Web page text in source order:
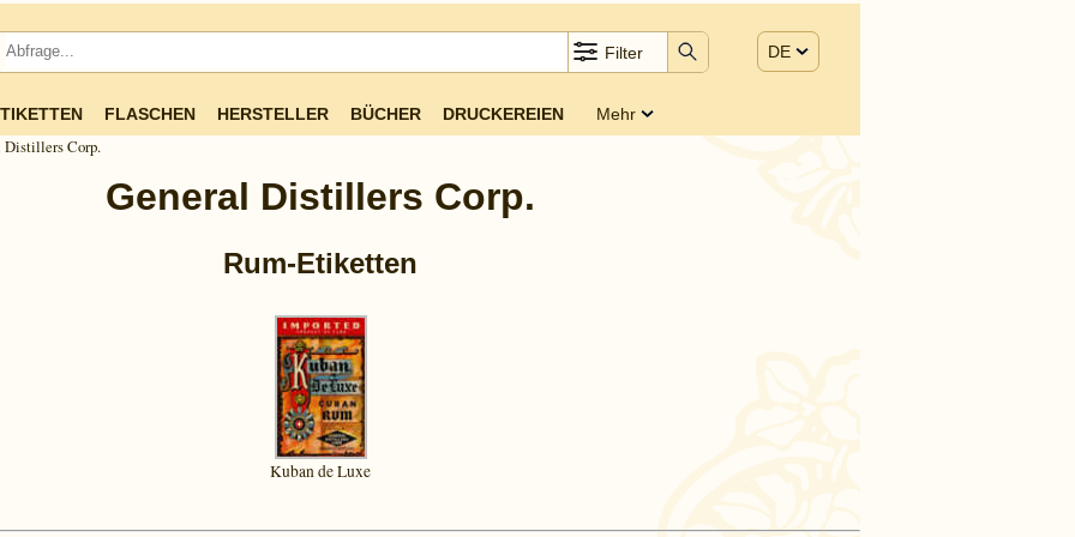
Filter DE
FLASCHEN HERSTELLER BÜCHER DRUCKEREIEN Mehr
Distillers Corp.
General Distillers Corp.
Rum-Etiketten
Kuban de Luxe